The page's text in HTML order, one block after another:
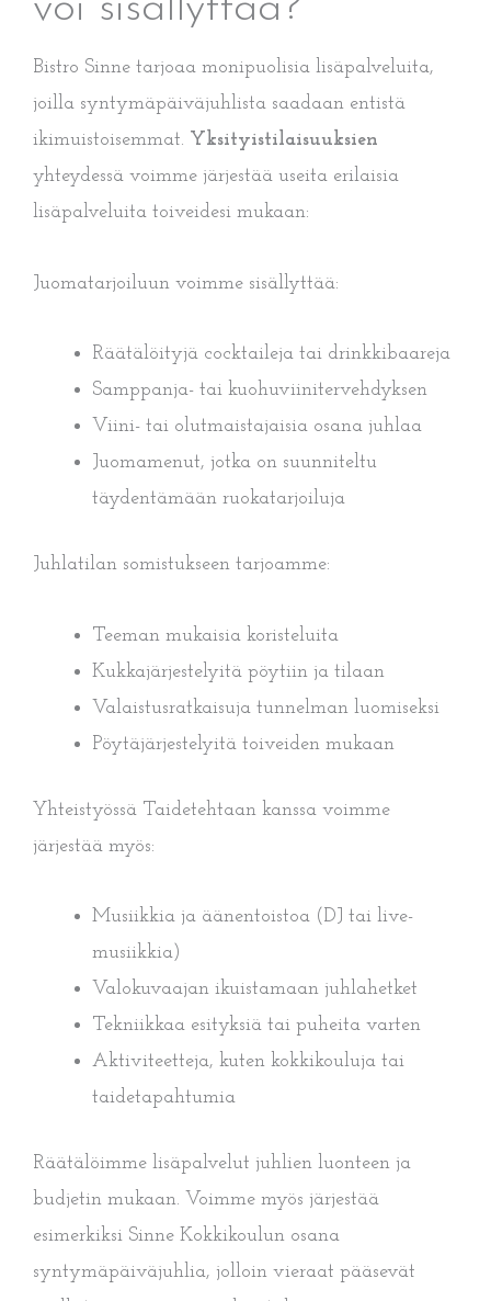
voi sisällyttää?
Bistro Sinne tarjoaa monipuolisia lisäpalveluita,
joilla syntymäpäiväjuhlista saadaan entistä
ikimuistoisemmat. Yksityistilaisuuksien
yhteydessä voimme järjestää useita erilaisia
lisäpalveluita toiveidesi mukaan:
Juomatarjoiluun voimme sisällyttää:
Räätälöityjä cocktaileja tai drinkkibaareja
Samppanja- tai kuohuviinitervehdyksen
Viini- tai olutmaistajaisia osana juhlaa
Juomamenut, jotka on suunniteltu
täydentämään ruokatarjoiluja
Juhlatilan somistukseen tarjoamme:
Teeman mukaisia koristeluita
Kukkajärjestelyitä pöytiin ja tilaan
Valaistusratkaisuja tunnelman luomiseksi
Pöytäjärjestelyitä toiveiden mukaan
Yhteistyössä Taidetehtaan kanssa voimme
järjestää myös:
Musiikkia ja äänentoistoa (DJ tai live-
musiikkia)
Valokuvaajan ikuistamaan juhlahetket
Tekniikkaa esityksiä tai puheita varten
Aktiviteetteja, kuten kokkikouluja tai
taidetapahtumia
Räätälöimme lisäpalvelut juhlien luonteen ja
budjetin mukaan. Voimme myös järjestää
esimerkiksi Sinne Kokkikoulun osana
syntymäpäiväjuhlia, jolloin vieraat pääsevät